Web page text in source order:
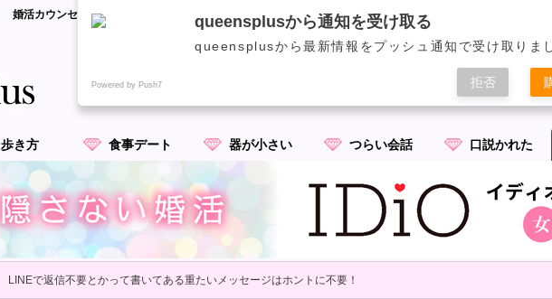
婚活カウンセラーが語る-出会い・マッチングアプリ成功のための恋愛術と秘訣|クイプラ
クイーンズプラス（クイプ
歩き方 食事デート 器が小さい つらい会話 口説かれた
LINEで返信不要とかって書いてある重たいメッセージはホントに不要！
queensplusから通知を受け取る
queensplusから最新情報をプッシュ通知で受け取りま
Powered by Push7 拒否